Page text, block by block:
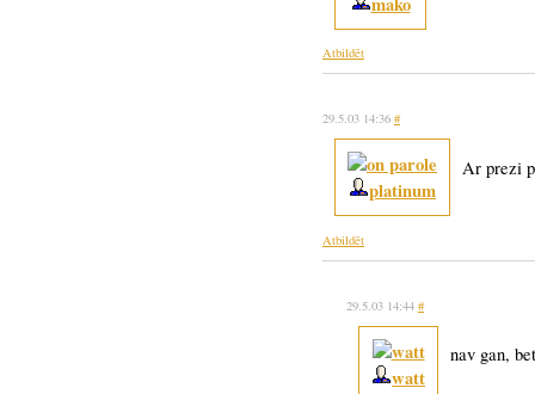
Atbildēt
29.5.03 14:36 #
platinum
Ar prezi
Atbildēt
29.5.03 14:44 #
watt
nav gan,